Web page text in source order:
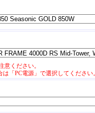
ください。
「PC電源」で選択してください